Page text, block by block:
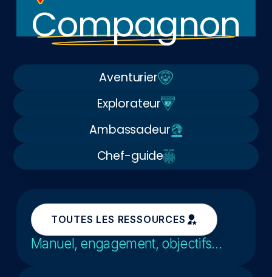
Compagnon
Aventurier
Explorateur
Ambassadeur
Chef-guide
TOUTES LES RESSOURCES
Manuel, engagement, objectifs…